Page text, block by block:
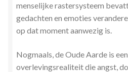
menselijke rastersysteem
gedachten en emoties
op dat moment aanwezig is.
Nogmaals, de Oude Aarde is
overlevingsrealiteit die angst,